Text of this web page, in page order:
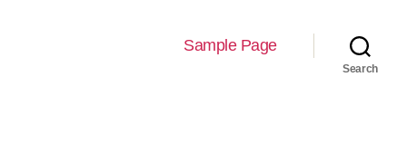
Sample Page
Search